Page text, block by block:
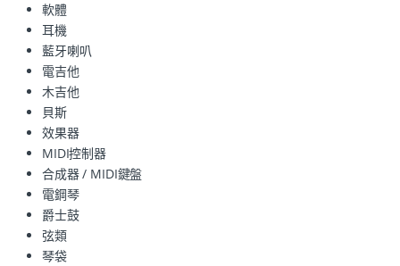
軟體
耳機
藍牙喇叭
電吉他
木吉他
貝斯
效果器
MIDI控制器
合成器 / MIDI鍵盤
電鋼琴
爵士鼓
弦類
琴袋